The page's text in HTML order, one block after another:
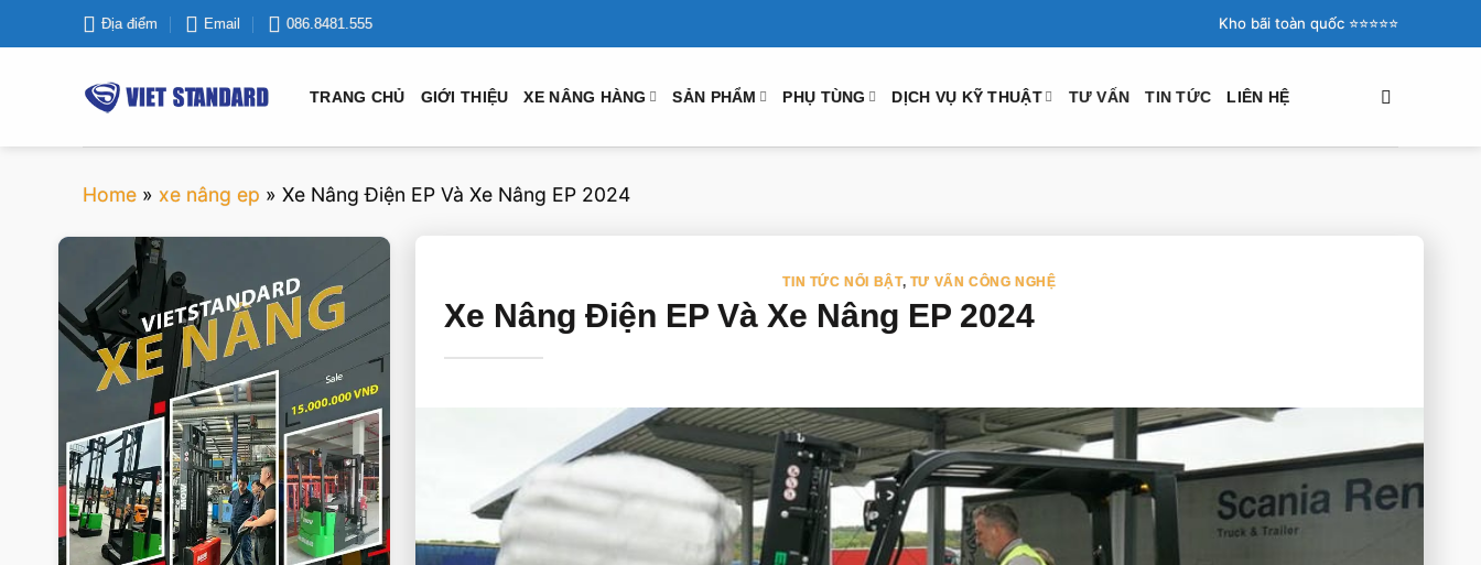
qua
Địa điểm Email 086.8481.555 Kho bãi toàn quốc ⭐️⭐️⭐️⭐️⭐️
TRANG CHỦ GIỚI THIỆU XE NÂNG HÀNG SẢN PHẨM PHỤ TÙNG DỊCH VỤ KỸ THUẬT TƯ VẤN TIN TỨC LIÊN HỆ
Home » xe nâng ep » Xe Nâng Điện EP Và Xe Nâng EP 2024
VIETSTANDARD VIỆT NAM
Xe-nang
TIN TỨC NỔI BẬT, TƯ VẤN CÔNG NGHỆ
Xe Nâng Điện EP Và Xe Nâng EP 2024